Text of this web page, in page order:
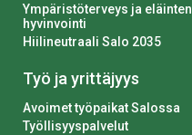
Ympäristöterveys ja eläinten
hyvinvointi
Hiilineutraali Salo 2035
Työ ja yrittäjyys
Avoimet työpaikat Salossa
Työllisyyspalvelut